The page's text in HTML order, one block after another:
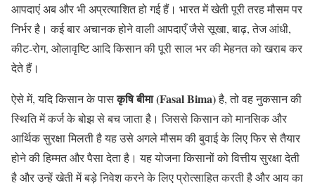
आपदाएं अब और भी अप्रत्याशित हो गई हैं। भारत में खेती पूरी तरह मौसम पर
निर्भर है। कई बार अचानक होने वाली आपदाएँ जैसे सूखा, बाढ़, तेज आंधी,
कीट-रोग, ओलावृष्टि आदि किसान की पूरी साल भर की मेहनत को खराब कर
देते हैं।
ऐसे में, यदि किसान के पासकृषि बीमा (Fasal Bima)है, तो वह नुकसान की
स्थिति में कर्ज के बोझ से बच जाता है। जिससे किसान को मानसिक और
आर्थिक सुरक्षा मिलती है यह उसे अगले मौसम की बुवाई के लिए फिर से तैयार
होने की हिम्मत और पैसा देता है। यह योजना किसानों को वित्तीय सुरक्षा देती
है और उन्हें खेती में बड़े निवेश करने के लिए प्रोत्साहित करती है और आय का